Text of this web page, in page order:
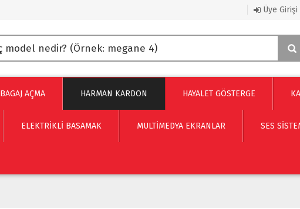
Üye Girişi
BAGAJ AÇMA HARMAN KARDON HAYALET GÖSTERGE
ELEKTRİKLİ BASAMAK MULTIMEDYA EKRANLAR SES